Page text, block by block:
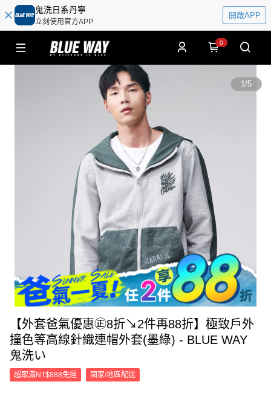
鬼洗日系丹寧
立刻使用官方APP
開啟APP
0
1/5
【外套爸氣優惠㊣8折↘2件再88折】極致戶外
撞色等高線針織連帽外套(墨綠) - BLUE WAY
鬼洗い
超取滿NT$888免運 國家/地區配送